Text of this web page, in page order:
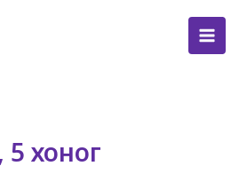
5 хоног